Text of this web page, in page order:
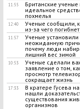
11:55
Британские
идеальное
похмелья
12:40
Ученые сообщили,
из-за чего
11:57
Ученые установили
неожиданную
почему люди
лишний вес зимой
10:53
Ученые сделали
заявление о том,
просмотр
сокращает жизнь
17:33
В кратере Гусева
нашли
существования
организмов